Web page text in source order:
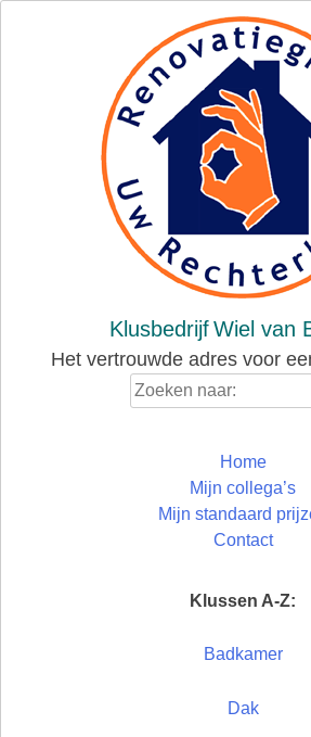
KlusbedrijfWiel van
Het vertrouwde adres voor
Home
Mijn collega’s
Mijn standaard
Contact
Klussen A-Z:
Badkamer
Dak